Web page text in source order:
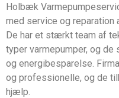
Holbæk
med service og reparation
De har et stærkt team af
typer varmepumper, og
og energibesparelse.
og professionelle, og de
hjælp.